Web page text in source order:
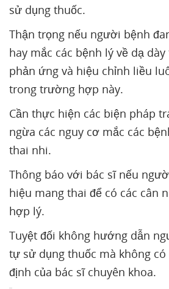
sử dụng thuốc.
Thận trọng nếu người bệnh
hay mắc các bệnh lý về dạ
phản ứng và hiệu chỉnh liều
trong trường hợp này.
Cần thực hiện các biện pháp
ngừa các nguy cơ mắc các
thai nhi.
Thông báo với bác sĩ nếu
hiệu mang thai để có các cân
hợp lý.
Tuyệt đối không hướng dẫn
tự sử dụng thuốc mà không
định của bác sĩ chuyên khoa.